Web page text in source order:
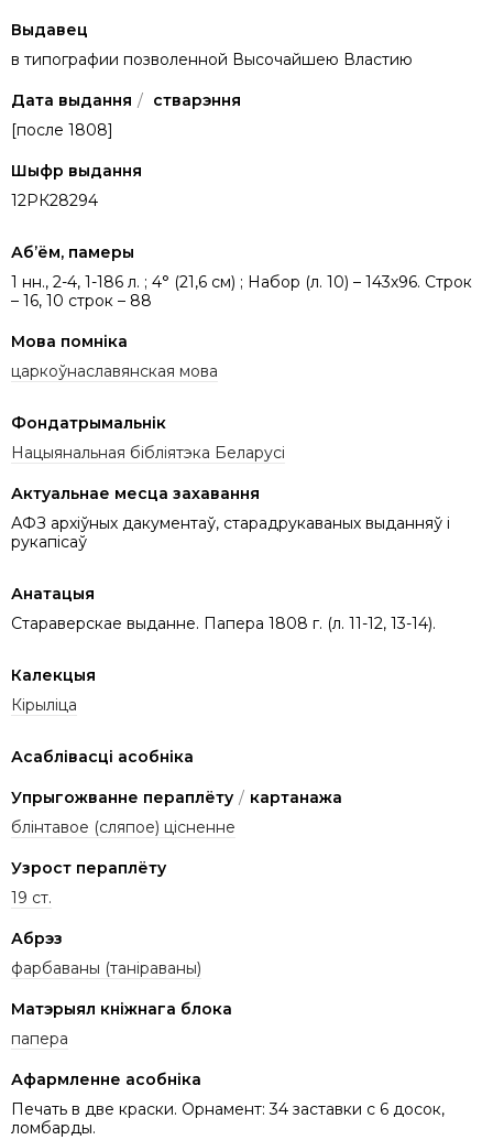
Выдавец
в типографии позволенной Высочайшею Властию
Дата выдання / стварэння
[после 1808]
Шыфр выдання
12РК28294
Аб’ём, памеры
1 нн., 2-4, 1-186 л. ; 4° (21,6 см) ; Набор (л. 10) – 143х96. Строк
– 16, 10 строк – 88
Мова помніка
царкоўнаславянская мова
Фондатрымальнік
Нацыянальная бібліятэка Беларусі
Актуальнае месца захавання
АФЗ архіўных дакументаў, старадрукаваных выданняў і
рукапісаў
Анатацыя
Стараверскае выданне. Папера 1808 г. (л. 11-12, 13-14).
Калекцыя
Кірыліца
Асаблівасці асобніка
Упрыгожванне пераплёту / картанажа
блінтавое (сляпое) цісненне
Узрост пераплёту
19 ст.
Абрэз
фарбаваны (таніраваны)
Матэрыял кніжнага блока
папера
Афармленне асобніка
Печать в две краски. Орнамент: 34 заставки с 6 досок,
ломбарды.